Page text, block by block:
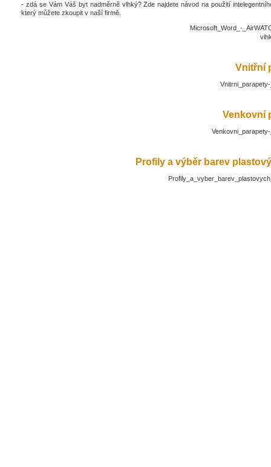
- zdá se Vám Váš byt nadměrně vlhký? Zde najdete návod na použití
který můžete zkoupit v naší firmě.
Microsoft_Word_-
Vnitřní
Venkovní
Profily a výběr barev